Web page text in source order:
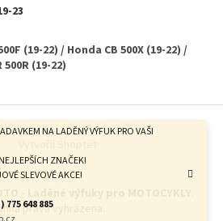
NA LADĚNÝ VÝFUK PRO VAŠI
ZNAČEK!
SLEVOVÉ AKCE!
775 648 885
23
(19-22) / Honda CB 500X (19-22) /
(19-22)
práva vyhrazena.